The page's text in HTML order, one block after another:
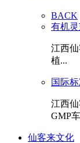
BACK
有机
江西
植...
国际
江西
GMP
仙客来文化